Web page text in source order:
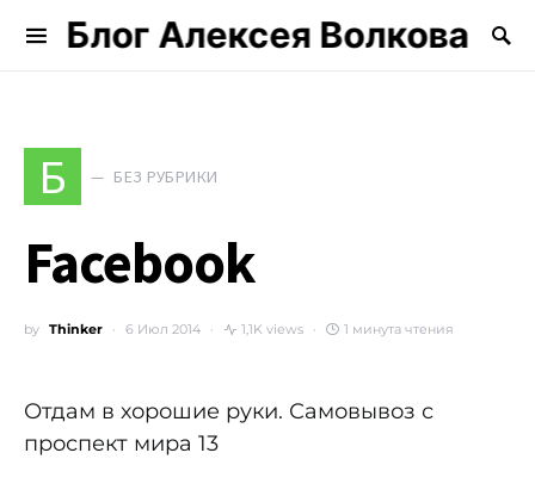
Блог Алексея Волкова
Search for:
Б БЕЗ РУБРИКИ
Facebook
by Thinker 6 Июл 2014 1,1K views 1 минута чтения
Отдам в хорошие руки. Самовывоз с
проспект мира 13